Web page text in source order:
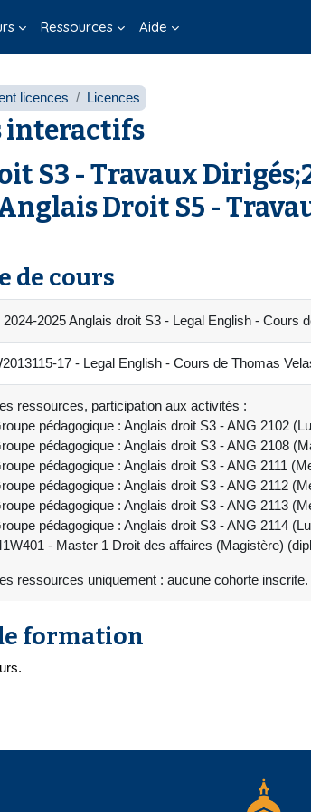
Ressources Aide
licences Licences
interactifs
S3 - Travaux
Droit S5 -
de cours
2025 Anglais droit S3 - Legal English - Cours
17 - Legal English - Cours de Thomas
ressources, participation aux activités :
pédagogique : Anglais droit S3 - ANG 2102
pédagogique : Anglais droit S3 - ANG 2108
pédagogique : Anglais droit S3 - ANG 2111
pédagogique : Anglais droit S3 - ANG 2112
pédagogique : Anglais droit S3 - ANG 2113
pédagogique : Anglais droit S3 - ANG 2114
- Master 1 Droit des affaires (Magistère)
ressources uniquement : aucune cohorte inscrite.
formation